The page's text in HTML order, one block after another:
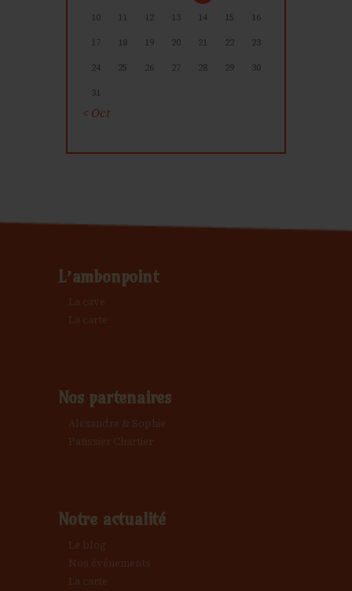
10
11 12 13 14 15
16
17
18 19 20 21 22
23
24
25 26 27 28 29
30
31
« Oct
L’ambonpoint
La cave
La carte
Nos partenaires
Alexandre & Sophie
Patissier Chartier
Notre actualité
Le blog
Nos événements
La carte